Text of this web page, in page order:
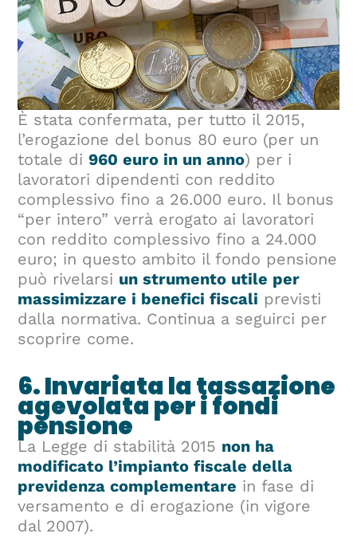
È stata confermata, per tutto il 2015,
l’erogazione del bonus 80 euro (per un
totale di960 euro in un anno) per i
lavoratori dipendenti con reddito
complessivo fino a 26.000 euro. Il bonus
“per intero” verrà erogato ai lavoratori
con reddito complessivo fino a 24.000
euro; in questo ambito il fondo pensione
può rivelarsi un strumento utile per
massimizzare i benefici fiscali previsti
dalla normativa. Continua a seguirci per
scoprire come.
6. Invariata la tassazione
agevolata per i fondi
pensione
La Legge di stabilità 2015 non ha
modificato l’impianto fiscale della
previdenza complementare in fase di
versamento e di erogazione (in vigore
dal 2007).